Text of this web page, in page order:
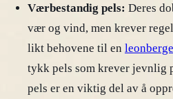
Værbestandig pels: Deres
vær og vind, men krever
likt behovene til en
tykk pels som krever jevnlig
pels er en viktig del av å